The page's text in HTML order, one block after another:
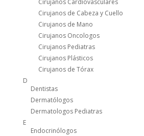
Cirujanos Cardiovasculares
Cirujanos de Cabeza y Cuello
Cirujanos de Mano
Cirujanos Oncologos
Cirujanos Pediatras
Cirujanos Plásticos
Cirujanos de Tórax
D
Dentistas
Dermatólogos
Dermatologos Pediatras
E
Endocrinólogos